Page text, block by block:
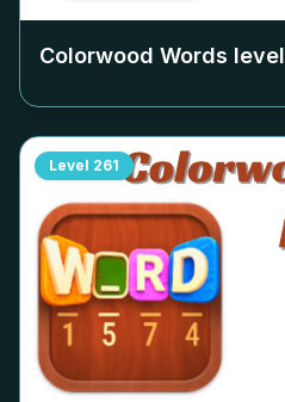
Colorwood Words level
Level 261